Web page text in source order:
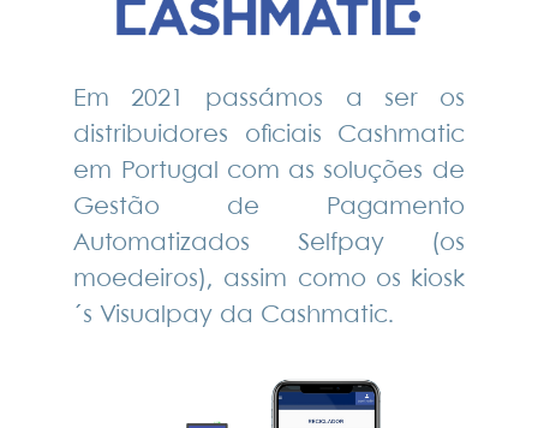
Em 2021 passámos a ser os
distribuidores oficiais Cashmatic
em Portugal com as soluções de
Gestão de Pagamento
Automatizados Selfpay (os
moedeiros), assim como os kiosk
´s Visualpay da Cashmatic.